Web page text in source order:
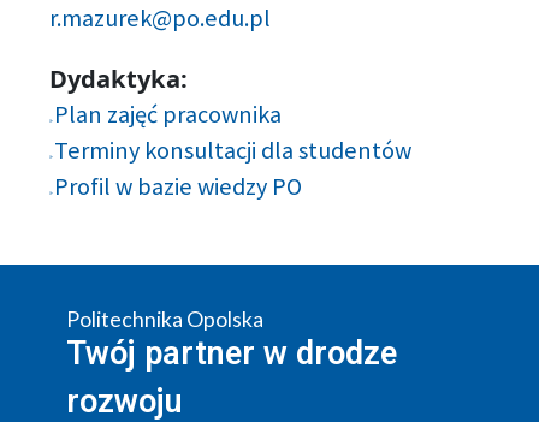
r.mazurek@po.edu.pl
Dydaktyka:
Plan zajęć pracownika
Terminy konsultacji dla studentów
Profil w bazie wiedzy PO
Politechnika Opolska
Twój partner w drodze
rozwoju